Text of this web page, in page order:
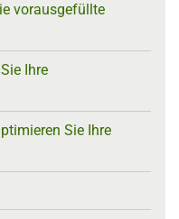
vorausgefüllte
Ihre
Sie Ihre